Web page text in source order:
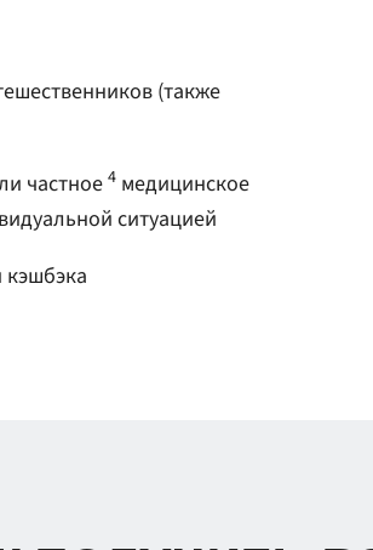
(также
частное 4 медицинское
ситуацией